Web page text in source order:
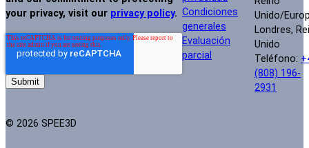
your privacy, visit our privacy policy.
© 2026 SPEE3D
Condiciones
generales
Evaluación
parcial
Unido/
Londres,
Unido
Teléfono:
(808) 196-
2931